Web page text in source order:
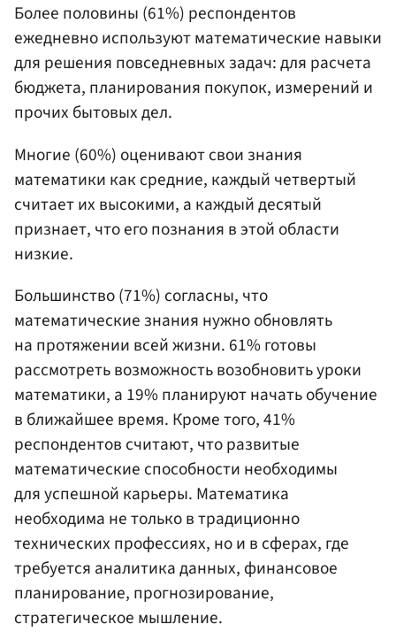
Более половины (61%) респондентов
ежедневно используют математические навыки
для решения повседневных задач: для расчета
бюджета, планирования покупок, измерений и
прочих бытовых дел.
Многие (60%) оценивают свои знания
математики как средние, каждый четвертый
считает их высокими, а каждый десятый
признает, что его познания в этой области
низкие.
Большинство (71%) согласны, что
математические знания нужно обновлять
на протяжении всей жизни. 61% готовы
рассмотреть возможность возобновить уроки
математики, а 19% планируют начать обучение
в ближайшее время. Кроме того, 41%
респондентов считают, что развитые
математические способности необходимы
для успешной карьеры. Математика
необходима не только в традиционно
технических профессиях, но и в сферах, где
требуется аналитика данных, финансовое
планирование, прогнозирование,
стратегическое мышление.